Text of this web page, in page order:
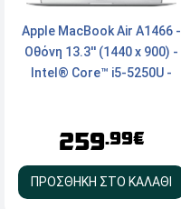
Apple MacBook Air A1466 -
Οθόνη 13.3'' (1440 x 900) -
Intel® Core™ i5-5250U -
macOS Monterey - Silver
259.99€
ΠΡΟΣΘΗΚΗ ΣΤΟ ΚΑΛΑΘΙ